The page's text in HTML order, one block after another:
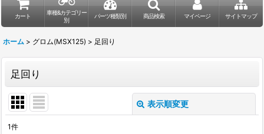
カート
車種&カテゴリー
別
パーツ種類別 商品検索 マイページ サイトマップ
ホーム > グロム(MSX125) > 足回り
足回り
表示順変更
1件